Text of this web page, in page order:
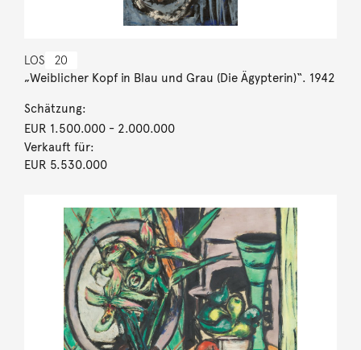
LOS 20
„Weiblicher Kopf in Blau und Grau (Die Ägypterin)“. 1942
Schätzung:
EUR 1.500.000- 2.000.000
Verkauft für:
EUR 5.530.000